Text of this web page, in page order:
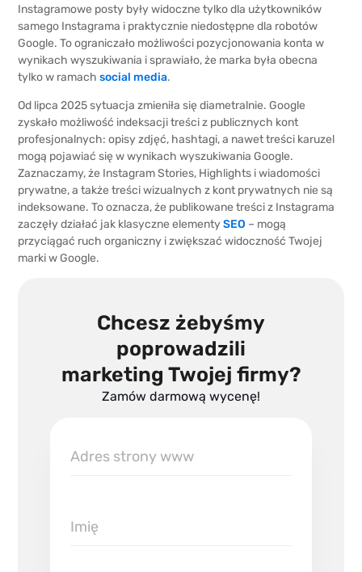
Instagramowe posty były widoczne tylko dla użytkowników
samego Instagrama i praktycznie niedostępne dla robotów
Google. To ograniczało możliwości pozycjonowania konta w
wynikach wyszukiwania i sprawiało, że marka była obecna
tylko w ramachsocial media.
Od lipca 2025 sytuacja zmieniła się diametralnie. Google
zyskało możliwość indeksacji treści z publicznych kont
profesjonalnych: opisy zdjęć, hashtagi, a nawet treści karuzel
mogą pojawiać się w wynikach wyszukiwania Google.
Zaznaczamy, że Instagram Stories, Highlights i wiadomości
prywatne, a także treści wizualnych z kont prywatnych nie są
indeksowane. To oznacza, że publikowane treści z Instagrama
zaczęły działać jak klasyczne elementySEO – mogą
przyciągać ruch organiczny i zwiększać widoczność Twojej
marki w Google.
Chcesz żebyśmy
poprowadzili
marketing Twojej firmy?
Zamów darmową wycenę!
strony